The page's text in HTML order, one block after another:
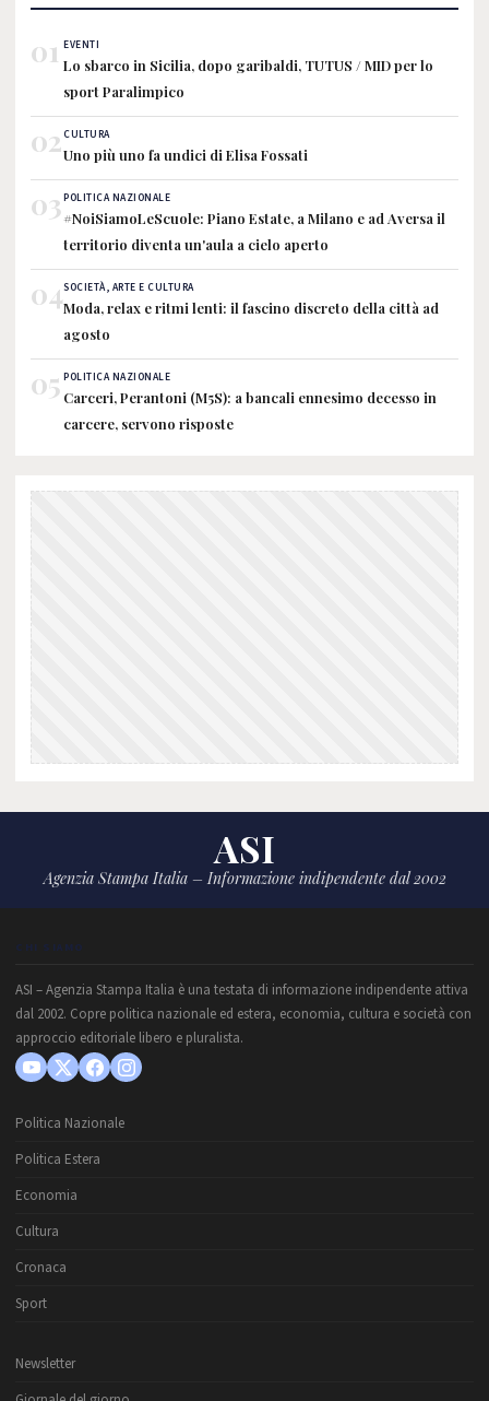
01 EVENTI
Lo sbarco in Sicilia, dopo garibaldi, TUTUS / MID per lo
sport Paralimpico
02CULTURA
Uno più uno fa undici di Elisa Fossati
03POLITICA NAZIONALE
#NoiSiamoLeScuole: Piano Estate, a Milano e ad Aversa il
territorio diventa un'aula a cielo aperto
04SOCIETÀ, ARTE E CULTURA
Moda, relax e ritmi lenti: il fascino discreto della città ad
agosto
05 POLITICA NAZIONALE
Carceri, Perantoni (M5S): a bancali ennesimo decesso in
carcere, servono risposte
ASI
Agenzia Stampa Italia – Informazione indipendente dal 2002
CHI SIAMO
ASI – Agenzia Stampa Italia è una testata di informazione indipendente attiva
dal 2002. Copre politica nazionale ed estera, economia, cultura e società con
approccio editoriale libero e pluralista.
Politica Nazionale
Politica Estera
Economia
Cultura
Cronaca
Sport
Newsletter